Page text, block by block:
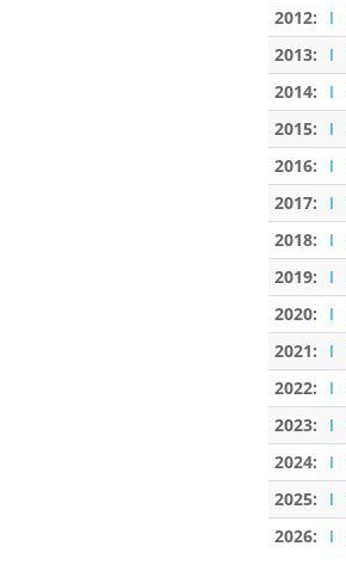
2012:
I
2013:
I
2014:
I
2015:
I
2016:
I
2017:
I
2018:
I
2019:
I
2020:
I
2021:
I
2022:
I
2023:
I
2024:
I
2025:
I
2026:
I